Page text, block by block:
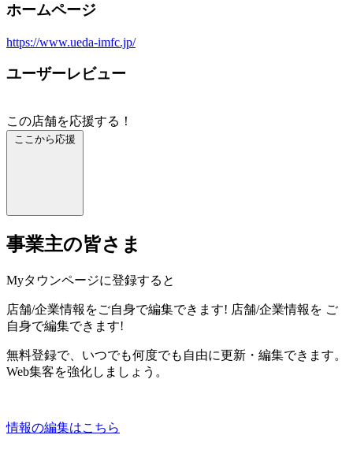
ホームページ
https://www.ueda-imfc.jp/
ユーザーレビュー
この店舗を応援する！
ここから応援
事業主の皆さま
Myタウンページに登録すると
店舗/企業情報をご自身で編集できます! 店舗/企業情報を ご
自身で編集できます!
無料登録で、いつでも何度でも自由に更新・編集できます。
Web集客を強化しましょう。
情報の編集はこちら